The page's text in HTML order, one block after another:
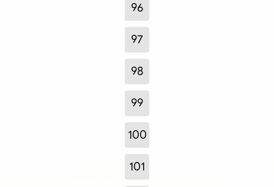
96
97
98
99
100
101